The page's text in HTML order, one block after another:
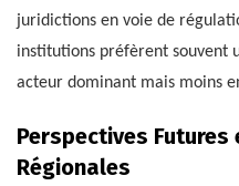
juridictions en voie de
institutions préfèrent souvent
acteur dominant mais moins
Perspectives
Régionales